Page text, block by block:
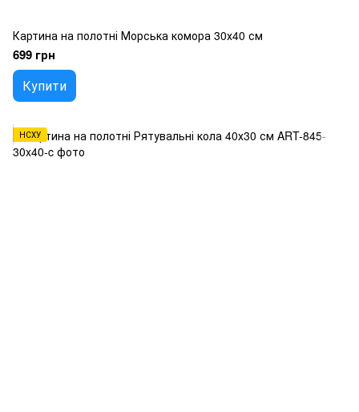
Картина на полотні Морська комора 30х40 см
699 грн
Купити
НСХУ